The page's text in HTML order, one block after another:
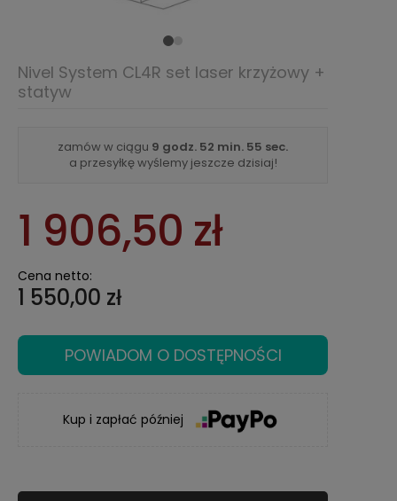
zamów w ciągu 9 godz. 52 min. 55 sec.
a przesyłkę wyślemy jeszcze dzisiaj!
Nivel System CL4R set laser krzyżowy +
statyw
1 906,50 zł
Cena netto:
1 550,00 zł
POWIADOM O DOSTĘPNOŚCI
Kup i zapłać później